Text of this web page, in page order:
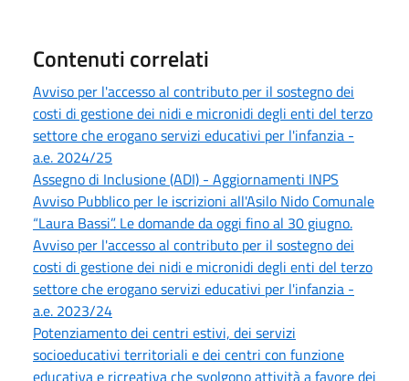
Contenuti correlati
Avviso per l'accesso al contributo per il sostegno dei
costi di gestione dei nidi e micronidi degli enti del terzo
settore che erogano servizi educativi per l'infanzia -
a.e. 2024/25
Assegno di Inclusione (ADI) - Aggiornamenti INPS
Avviso Pubblico per le iscrizioni all'Asilo Nido Comunale
“Laura Bassi”. Le domande da oggi fino al 30 giugno.
Avviso per l'accesso al contributo per il sostegno dei
costi di gestione dei nidi e micronidi degli enti del terzo
settore che erogano servizi educativi per l'infanzia -
a.e. 2023/24
Potenziamento dei centri estivi, dei servizi
socioeducativi territoriali e dei centri con funzione
educativa e ricreativa che svolgono attività a favore dei